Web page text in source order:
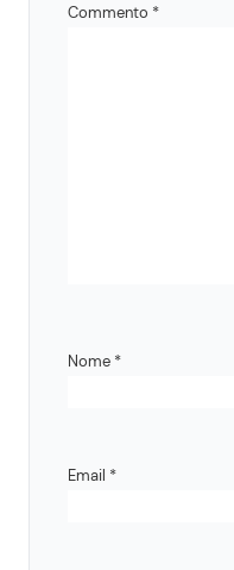
Commento *
Nome *
Email *